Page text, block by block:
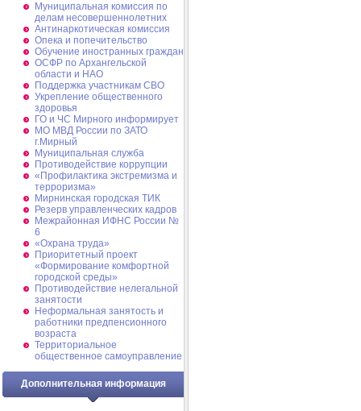
Муниципальная комиссия по
делам несовершеннолетних
Антинаркотическая комиссия
Опека и попечительство
Обучение иностранных граждан
ОСФР по Архангельской
области и НАО
Поддержка участникам СВО
Укрепление общественного
здоровья
ГО и ЧС Мирного информирует
МО МВД России по ЗАТО
г.Мирный
Муниципальная cлужба
Противодействие коррупции
«Профилактика экстремизма и
терроризма»
Мирнинская городская ТИК
Резерв управленческих кадров
Межрайонная ИФНС России №
6
«Охрана труда»
Приоритетный проект
«Формирование комфортной
городской среды»
Противодействие нелегальной
занятости
Неформальная занятость и
работники предпенсионного
возраста
Территориальное
общественное самоуправление
Дополнительная информация